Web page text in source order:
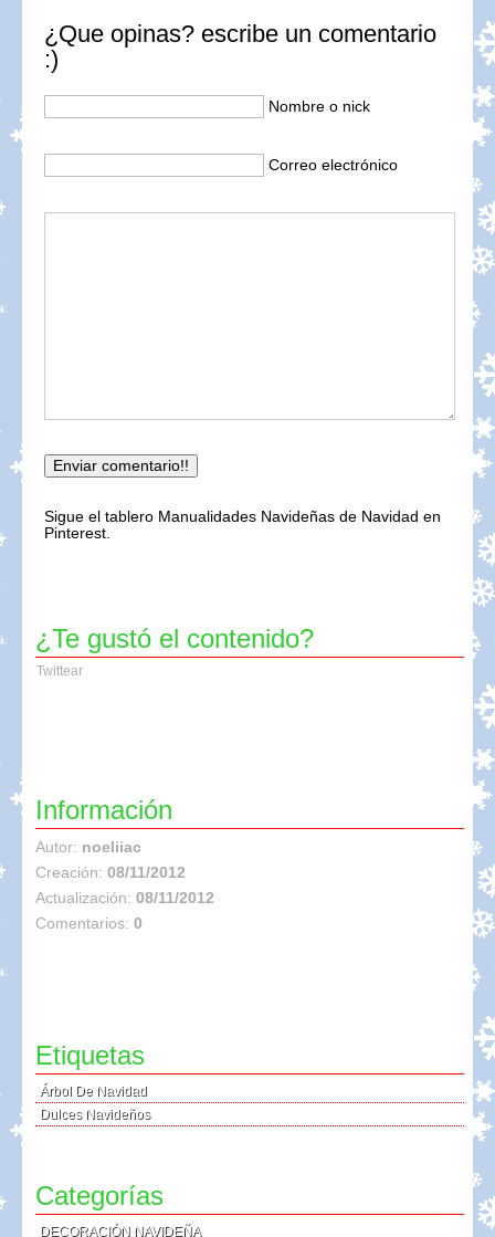
¿Que opinas? escribe un comentario
:)
Nombre o nick
Correo electrónico
Sigue el tablero Manualidades Navideñas de Navidad en
Pinterest.
¿Te gustó el contenido?
Twittear
Información
Autor: noeliiac
Creación: 08/11/2012
Actualización: 08/11/2012
Comentarios: 0
Etiquetas
Árbol De Navidad
Dulces Navideños
Categorías
DECORACIÓN NAVIDEÑA